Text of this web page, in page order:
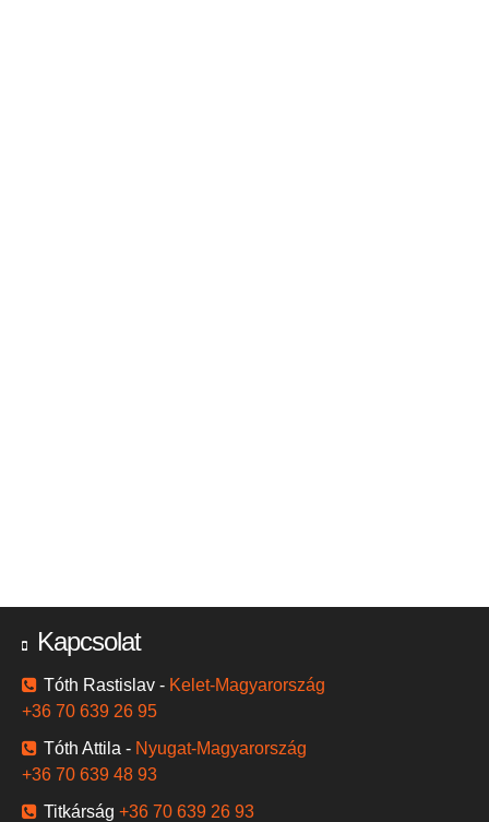
Kapcsolat
Tóth Rastislav - Kelet-Magyarország
+36 70 639 26 95
Tóth Attila - Nyugat-Magyarország
+36 70 639 48 93
Titkárság +36 70 639 26 93